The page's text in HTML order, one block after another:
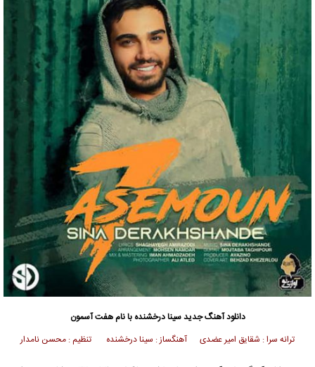
دانلود آهنگ جدیدسینا درخشنده با نام هفت آسمون
ترانه سرا : شقایق امیر عضدی آهنگساز : سینا درخشنده تنظیم : محسن نامدار